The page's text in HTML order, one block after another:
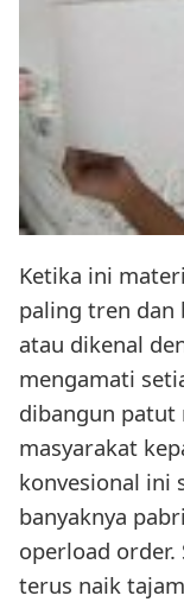
Ketika ini
paling tren dan
atau dikenal
mengamati
dibangun patut
masyarakat
konvesional ini
banyaknya
operload order.
terus naik